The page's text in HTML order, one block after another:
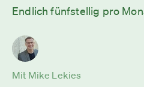
Endlich fünfstellig pro
Mit Mike Lekies